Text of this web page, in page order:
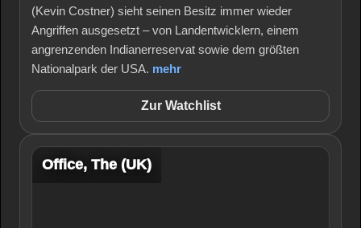
(Kevin Costner) sieht seinen Besitz immer wieder
Angriffen ausgesetzt – von Landentwicklern, einem
angrenzenden Indianerreservat sowie dem größten
Nationalpark der USA. mehr
Zur Watchlist
Office, The (UK)